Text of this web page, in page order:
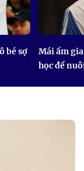
bé sợ
Mái ấm
học để